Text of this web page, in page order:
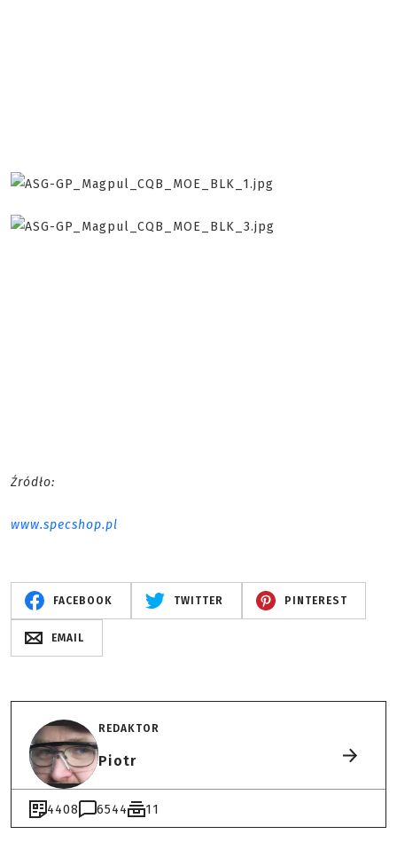
Źródło:
www.specshop.pl
FACEBOOK TWITTER PINTEREST
EMAIL
REDAKTOR
Piotr
4408 6544 11